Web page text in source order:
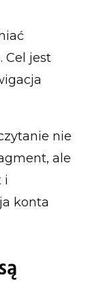
Cel jest
nie
ale
i
konta